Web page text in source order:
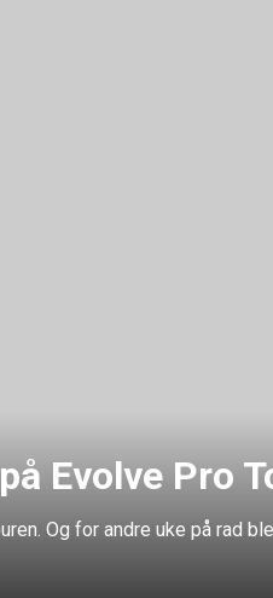
Evolve Pro
Og for andre uke på rad